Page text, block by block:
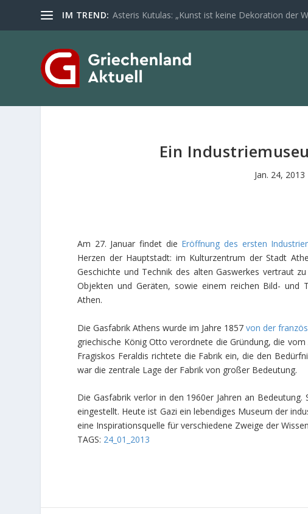
IM TREND: Asteris Kutulas: „Kunst ist keine Dekoration der
Ein
Jan. 24, 2013
Am 27. Januar findet die Eröffnung des ersten
Herzen der Hauptstadt: im Kulturzentrum der Stadt
Geschichte und Technik des alten Gaswerkes vertraut
Objekten und Geräten, sowie einem reichen Bild- und
Athen.
Die Gasfabrik Athens wurde im Jahre 1857von der
griechische König Otto verordnete die Gründung, die
Fragiskos Feraldis richtete die Fabrik ein, die den
war die zentrale Lage der Fabrik von großer Bedeutung.
Die Gasfabrik verlor in den 1960er Jahren an
eingestellt. Heute ist Gazi ein lebendiges Museum der
eine Inspirationsquelle für verschiedene Zweige der
TAGS: 24_01_2013